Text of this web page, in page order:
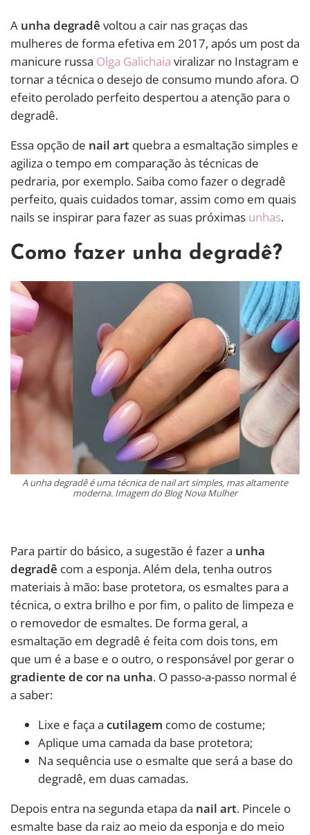
A unha degradê voltou a cair nas graças das
mulheres de forma efetiva em 2017, após um post da
manicure russa Olga Galichaia viralizar no Instagram e
tornar a técnica o desejo de consumo mundo afora. O
efeito perolado perfeito despertou a atenção para o
degradê.
Essa opção de nail art quebra a esmaltação simples e
agiliza o tempo em comparação às técnicas de
pedraria, por exemplo. Saiba como fazer o degradê
perfeito, quais cuidados tomar, assim como em quais
nails se inspirar para fazer as suas próximas unhas.
Como fazer unha degradê?
A unha degradê é uma técnica de nail art simples, mas altamente
moderna. Imagem do Blog Nova Mulher
Para partir do básico, a sugestão é fazer a unha
degradê com a esponja. Além dela, tenha outros
materiais à mão: base protetora, os esmaltes para a
técnica, o extra brilho e por fim, o palito de limpeza e
o removedor de esmaltes. De forma geral, a
esmaltação em degradê é feita com dois tons, em
que um é a base e o outro, o responsável por gerar o
gradiente de cor na unha. O passo-a-passo normal é
a saber:
Lixe e faça a cutilagem como de costume;
Aplique uma camada da base protetora;
Na sequência use o esmalte que será a base do
degradê, em duas camadas.
Depois entra na segunda etapa da nail art. Pincele o
esmalte base da raiz ao meio da esponja e do meio